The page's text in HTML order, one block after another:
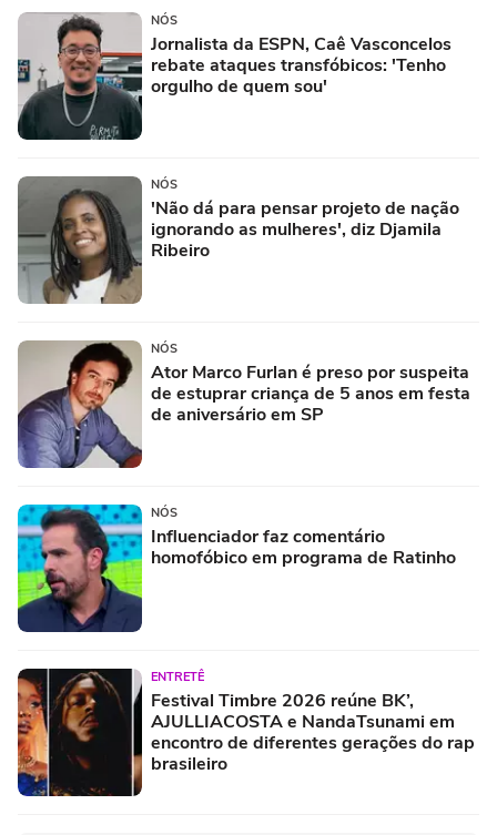
NÓS
Jornalista da ESPN, Caê Vasconcelos
rebate ataques transfóbicos: 'Tenho
orgulho de quem sou'
NÓS
'Não dá para pensar projeto de nação
ignorando as mulheres', diz Djamila
Ribeiro
NÓS
Ator Marco Furlan é preso por suspeita
de estuprar criança de 5 anos em festa
de aniversário em SP
NÓS
Influenciador faz comentário
homofóbico em programa de Ratinho
ENTRETÊ
Festival Timbre 2026 reúne BK’,
AJULLIACOSTA e NandaTsunami em
encontro de diferentes gerações do rap
brasileiro